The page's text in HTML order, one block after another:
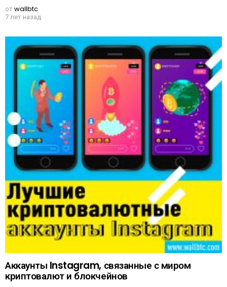
отwallbtc
7 лет назад
Аккаунты Instagram, связанные с миром
криптовалют и блокчейнов